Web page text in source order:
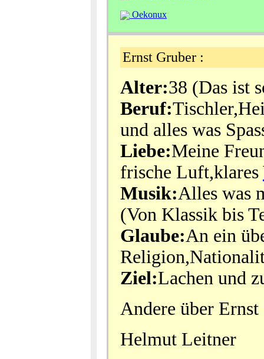
Oekonux
Ernst Gruber :
Alter:38 (Das ist
Beruf:
und alles was
Liebe:Meine
frische Luft,klares
Musik:Alles was
(Von Klassik bis
Glaube:An ein
Ziel:Lachen und
Andere über
Helmut Leitner